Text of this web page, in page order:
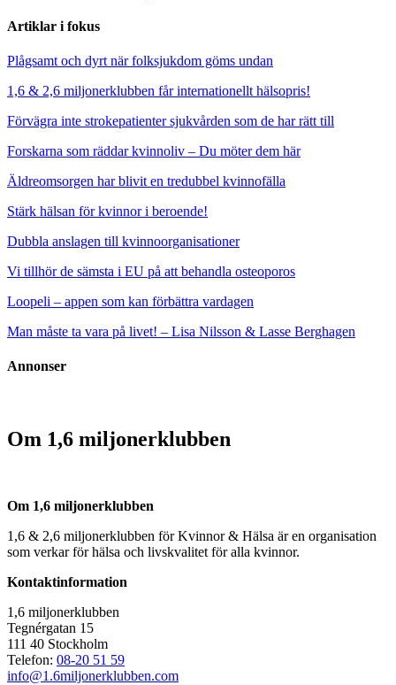
Artiklar i fokus
Plågsamt och dyrt när folksjukdom göms undan
1,6 & 2,6 miljonerklubben får internationellt hälsopris!
Förvägra inte strokepatienter sjukvården som de har rätt till
Forskarna som räddar kvinnoliv – Du möter dem här
Äldreomsorgen har blivit en tredubbel kvinnofälla
Stärk hälsan för kvinnor i beroende!
Dubbla anslagen till kvinnoorganisationer
Vi tillhör de sämsta i EU på att behandla osteoporos
Loopeli – appen som kan förbättra vardagen
Man måste ta vara på livet! – Lisa Nilsson & Lasse Berghagen
Annonser
Om 1,6 miljonerklubben
Om 1,6 miljonerklubben
1,6 & 2,6 miljonerklubben för Kvinnor & Hälsa är en organisation
som verkar för hälsa och livskvalitet för alla kvinnor.
Kontaktinformation
1,6 miljonerklubben
Tegnérgatan 15
111 40 Stockholm
Telefon: 08-20 51 59
info@1.6miljonerklubben.com